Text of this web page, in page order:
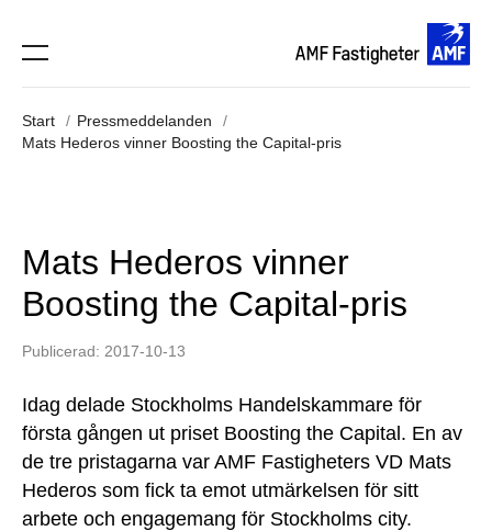
Start
Pressmeddelanden
Mats Hederos vinner Boosting the Capital-pris
Mats Hederos vinner
Boosting the Capital-pris
Publicerad: 2017-10-13
Idag delade Stockholms Handelskammare för
första gången ut priset Boosting the Capital. En av
de tre pristagarna var AMF Fastigheters VD Mats
Hederos som fick ta emot utmärkelsen för sitt
arbete och engagemang för Stockholms city.